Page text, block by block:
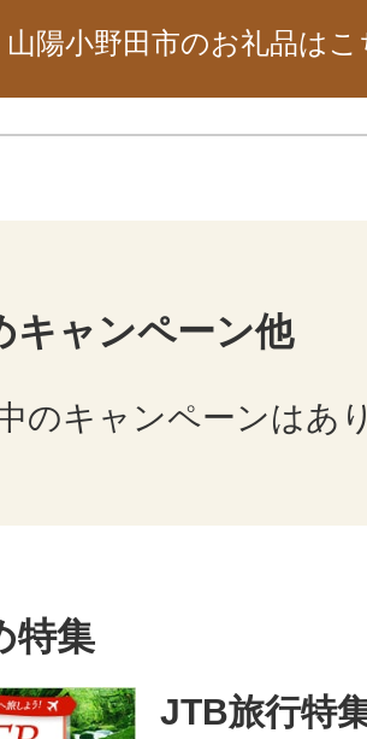
山陽小野田市のお礼品は
キャンペーン他
のキャンペーンはあ
特集
JTB旅行特